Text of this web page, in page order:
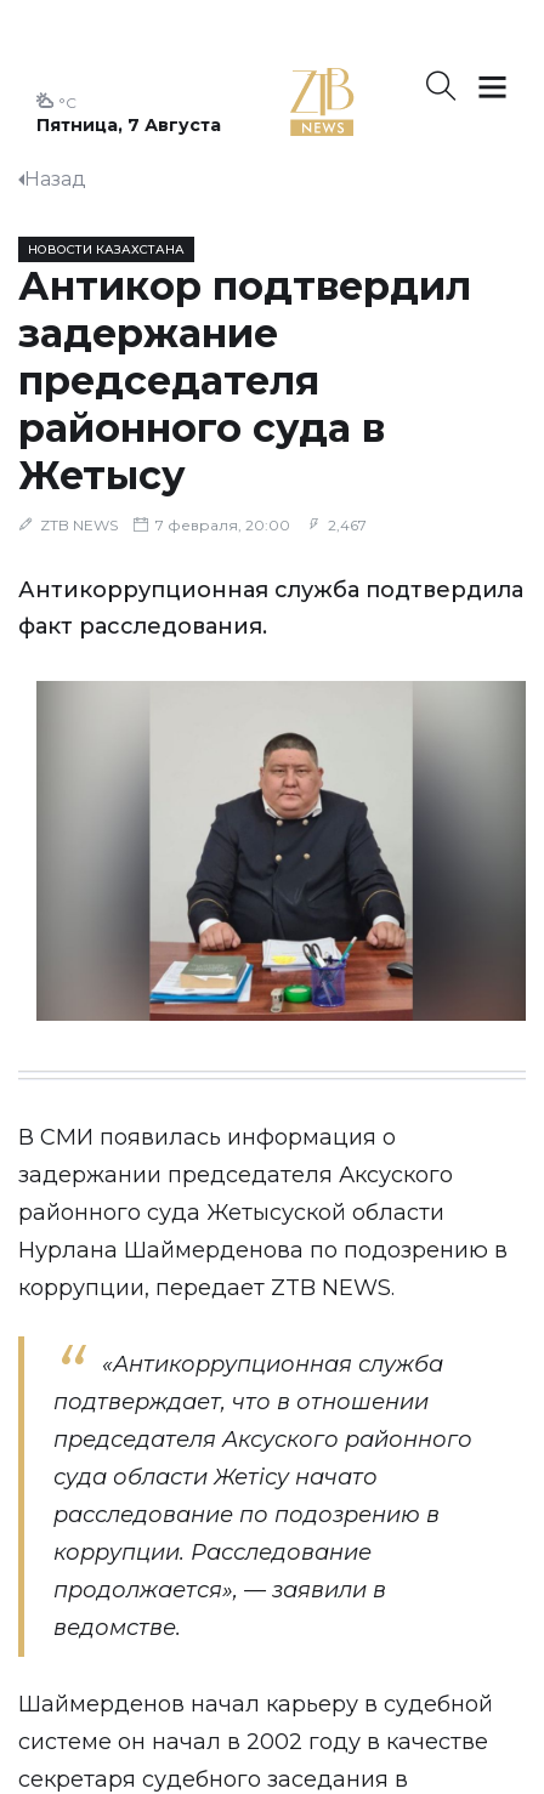
Пятница, 7 Августа
°C
Назад
НОВОСТИ КАЗАХСТАНА
Антикор подтвердил
задержание
председателя
районного суда в
Жетысу
ZTB NEWS 7 февраля, 20:00 2,467
Антикоррупционная служба подтвердила
факт расследования.
В СМИ появилась информация о
задержании председателя Аксуского
районного суда Жетысуской области
Нурлана Шаймерденова по подозрению в
коррупции, передает ZTB NEWS.
«Антикоррупционная служба
подтверждает, что в отношении
председателя Аксуского районного
суда области Жетісу начато
расследование по подозрению в
коррупции. Расследование
продолжается», — заявили в
ведомстве.
Шаймерденов начал карьеру в судебной
системе он начал в 2002 году в качестве
секретаря судебного заседания в